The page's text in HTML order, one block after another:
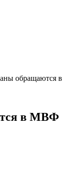
обращаются в
в МВФ